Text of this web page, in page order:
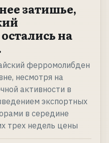
затишье,
на
ферромолибден
несмотря на
активности в
экспортных
в середине
трех недель цены